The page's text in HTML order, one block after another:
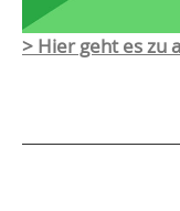
> Hier geht es zu